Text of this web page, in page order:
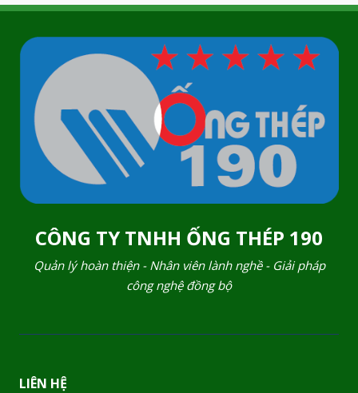
CÔNG TY TNHH ỐNG THÉP 190
Quản lý hoàn thiện - Nhân viên lành nghề - Giải pháp
công nghệ đồng bộ
LIÊN HỆ